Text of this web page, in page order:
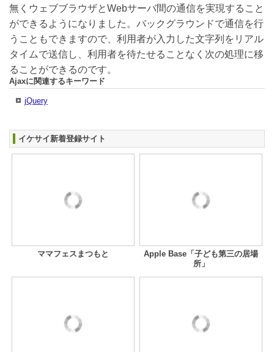
無くウェブブラウザとWebサーバ間の通信を実現すること
ができるようになりました。バックグラウンドで通信を行
うこともできますので、利用者が入力した文字列をリアル
タイムで送信し、利用者を待たせることなく次の処理に移
ることができるのです。
Ajaxに関連するキーワード
jQuery
イケサイ新着登録サイト
ママフェスまつもと
Apple Base「子ども第三の居場
所」